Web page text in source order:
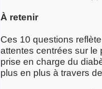
À retenir
Ces 10 questions
attentes centrées sur le
prise en charge du
plus en plus à travers